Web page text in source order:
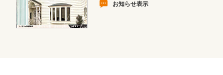
お知らせ表示